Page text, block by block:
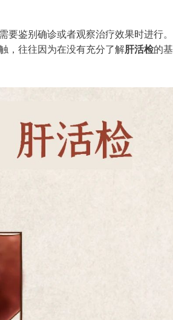
鉴别确诊或者观察治疗效果时进行。
，往往因为在没有充分了解肝活检的基